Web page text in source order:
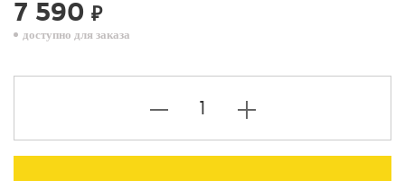
7 590 ₽
доступно для заказа